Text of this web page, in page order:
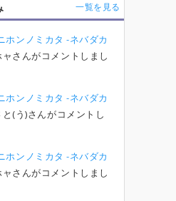
一覧を見る
ホンノミカタ -ネバダカ
ャさんがコメントしまし
ホンノミカタ -ネバダカ
と(う)さんがコメントし
ホンノミカタ -ネバダカ
ャさんがコメントしまし